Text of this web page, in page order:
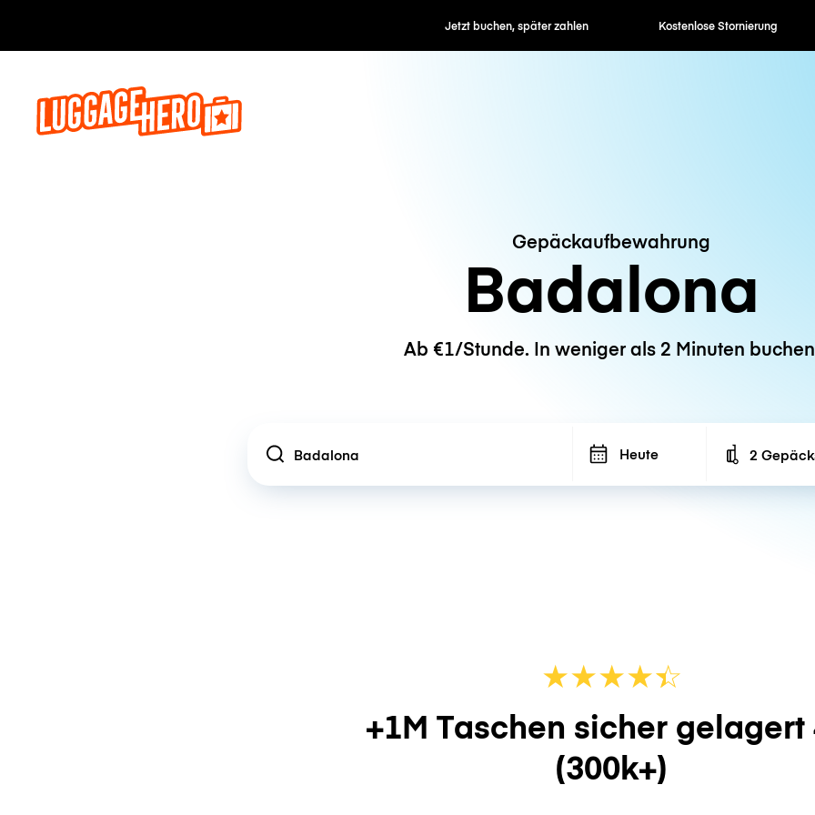
Jetzt buchen, später zahlen Kostenlose Stornierung Stunden- /
Gepäckaufbewahrung
Badalona
Ab €1/Stunde. In weniger als 2 Minuten
Location Heute Number of
2
★★★★☆
★
+1M Taschen sicher gelagert
(300k+)